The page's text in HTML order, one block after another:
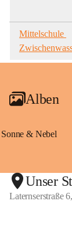
Mittelschule
Alben
Sonne & Nebel
Unser
Laternserstraße